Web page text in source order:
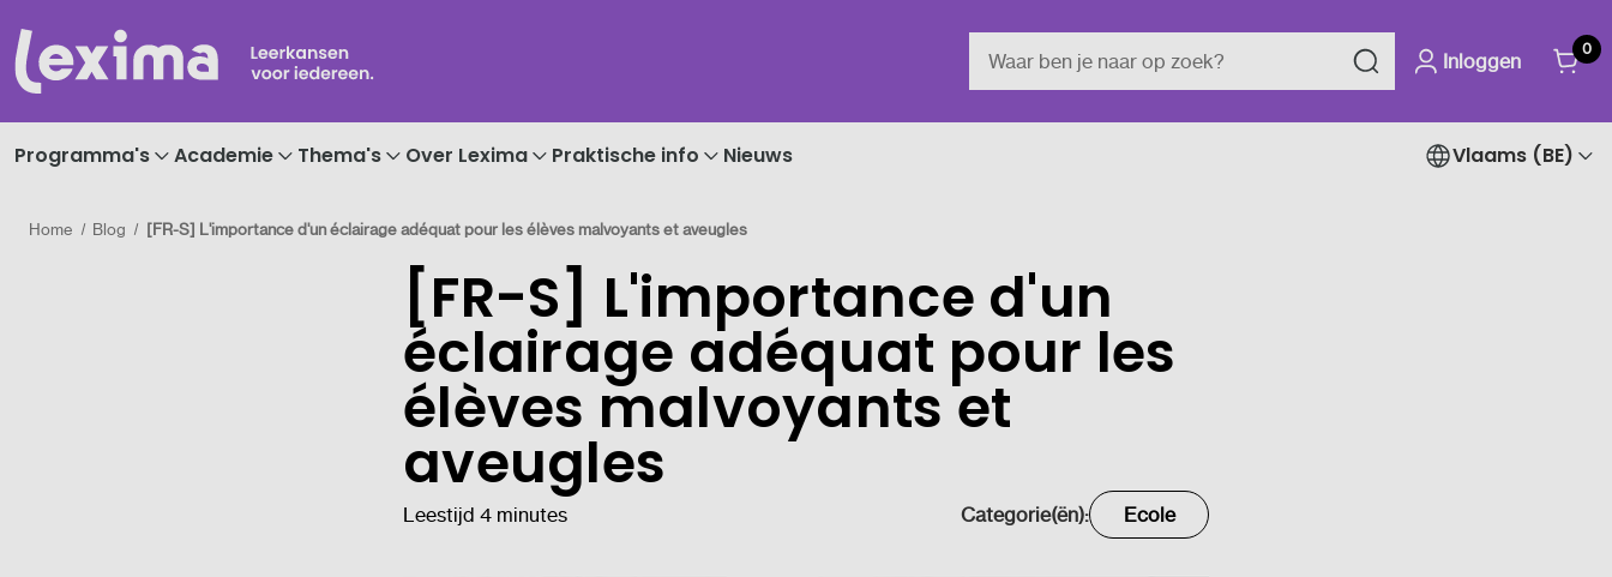
Inloggen
0
Programma's Academie Thema's Over Lexima Praktische info Nieuws Vlaams (BE)
Home Blog [FR-S] L'importance d'un éclairage adéquat pour les élèves malvoyants et aveugles
[FR-S] L'importance d'un
éclairage adéquat pour les
élèves malvoyants et
aveugles
Leestijd 4 minutes Categorie(ën): Ecole